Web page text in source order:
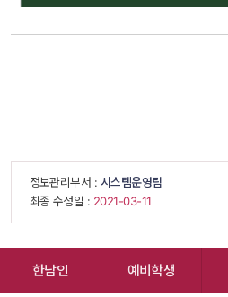
정보관리부서 : 시스템운영팀
최종 수정일 : 2021-03-11
한남인 예비학생